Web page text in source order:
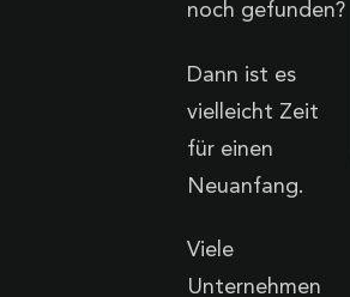
noch gefunden?
Dann ist es
vielleicht Zeit
für einen
Neuanfang.
Viele
Unternehmen